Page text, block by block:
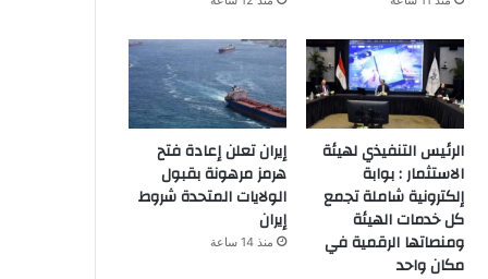
الرئيس التنفيذي لهيئة
الاستثمار : بوابة
إلكترونية شاملة تجمع
كل خدمات الهيئة
ومنصاتها الرقمية في
مكان واحد
إيران تعلن إعادة فتح
هرمز مرهونة بقبول
الولايات المتحدة شروط
إيران
منذ 14 ساعة